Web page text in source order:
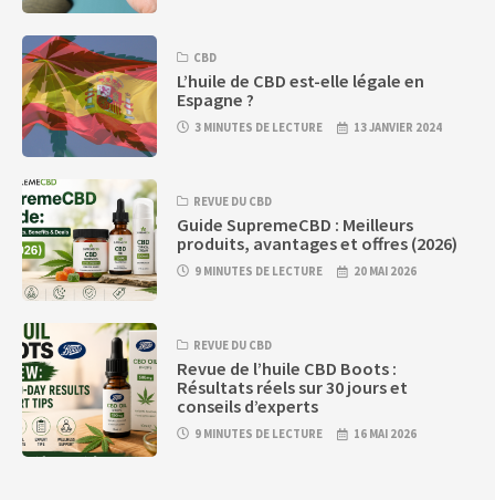
CBD
L’huile de CBD est-elle légale en
Espagne ?
3 MINUTES DE LECTURE 13 JANVIER 2024
REVUE DU CBD
Guide SupremeCBD : Meilleurs
produits, avantages et offres (2026)
9 MINUTES DE LECTURE 20 MAI 2026
REVUE DU CBD
Revue de l’huile CBD Boots :
Résultats réels sur 30 jours et
conseils d’experts
9 MINUTES DE LECTURE 16 MAI 2026